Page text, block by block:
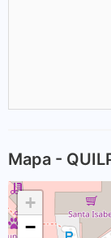
Mapa -
+
−